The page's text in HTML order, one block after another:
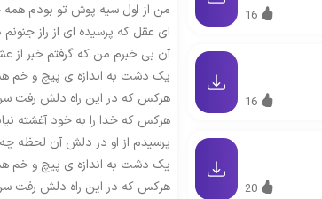
من از اول سیه پوش تو بودم همه
ای عقل که پرسیده ای از راز
آن بی خبرم من که گرفتم خبر از
یک دشت به اندازه ی پیچ و خم
هرکس که در این راه دلش رفت
هرکس که خدا را به خود آغشته
پرسیدم از او در دلش آن لحظه
یک دشت به اندازه ی پیچ و خم
هرکس که در این راه دلش رفت
16
16
20